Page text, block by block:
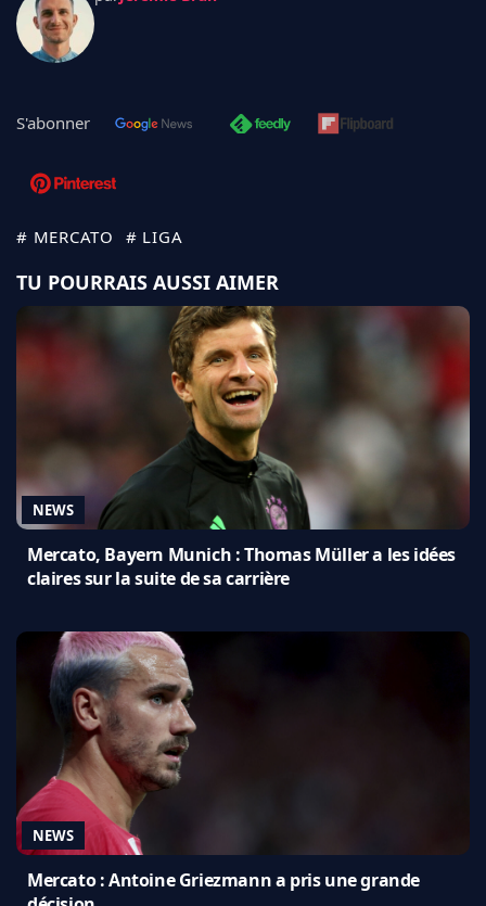
S'abonner
# MERCATO # LIGA
TU POURRAIS AUSSI AIMER
NEWS
Mercato, Bayern Munich : Thomas Müller a les idées
claires sur la suite de sa carrière
NEWS
Mercato : Antoine Griezmann a pris une grande